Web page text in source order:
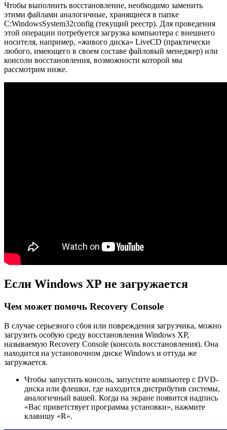
Чтобы выполнить восстановление, необходимо заменить
этими файлами аналогичные, хранящиеся в папке
C:WindowsSystem32config (текущий реестр). Для проведения
этой операции потребуется загрузка компьютера с внешнего
носителя, например, «живого диска» LiveCD (практически
любого, имеющего в своем составе файловый менеджер) или
консоли восстановления, возможности которой мы
рассмотрим ниже.
Если Windows XP не загружается
Чем может помочь Recovery Console
В случае серьезного сбоя или повреждения загрузчика, можно
загрузить особую среду восстановления Windows XP,
называемую Recovery Console (консоль восстановления). Она
находится на установочном диске Windows и оттуда же
загружается.
Чтобы запустить консоль, запустите компьютер с DVD-
диска или флешки, где находится дистрибутив системы,
аналогичный вашей. Когда на экране появится надпись
«Вас приветствует программа установки», нажмите
клавишу «R».